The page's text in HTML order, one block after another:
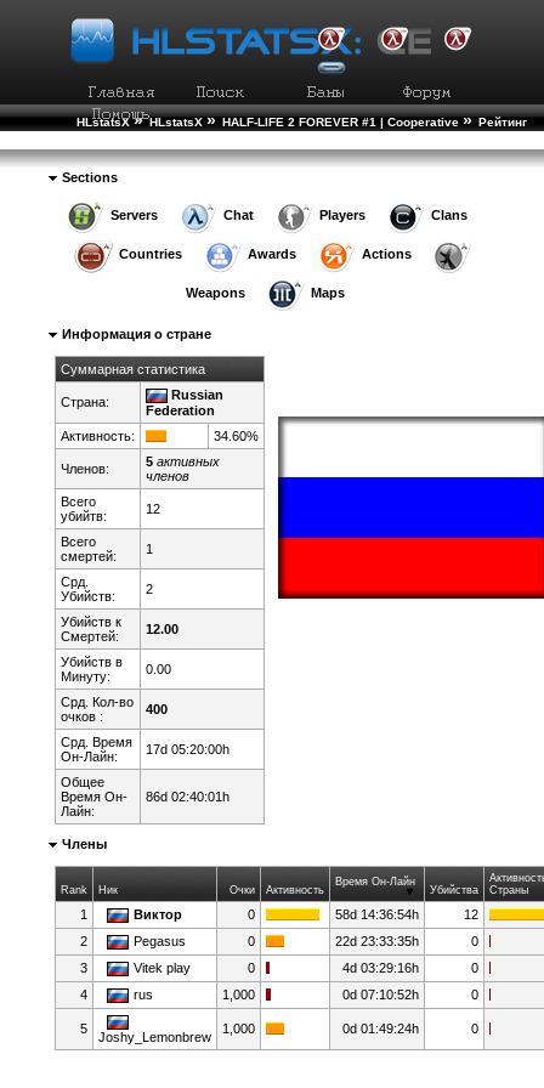
HLstatsX » HLstatsX » HALF-LIFE 2 FOREVER #1 | Cooperative » Рейтинг
Sections
Servers Chat Players Clans
Countries Awards Actions
Weapons Maps
Информация о стране
Суммарная статистика
Страна:
Russian
Federation
Активность:
34.60%
Членов: 5 активных
членов
Всего
убийтв:
12
Всего
смертей:
1
Срд.
Убийств:
2
Убийств к
Смертей:
12.00
Убийств в
Минуту:
0.00
Срд. Кол-во
очков :
400
Срд. Время
Он-Лайн:
17d 05:20:00h
Общее
Время Он-
Лайн:
86d 02:40:01h
Члены
Rank Ник Очки Активность
Время Он-Лайн
Убийства
Страны
1 Виктор 0 58d 14:36:54h
12
2
Pegasus 0 22d 23:33:35h
0
3
Vitek play 0 4d 03:29:16h
0
4
rus 1,000 0d 07:10:52h 0
5
Joshy_Lemonbrew
1,000 0d 01:49:24h 0